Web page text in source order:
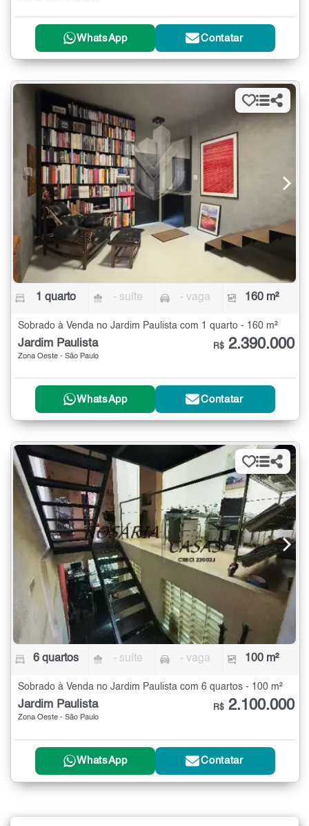
WhatsApp Contatar
1 quarto - suíte - vaga 160 m²
Sobrado à Venda no Jardim Paulista com 1 quarto - 160 m²
Jardim Paulista
Zona Oeste - São Paulo
R$ 2.390.000
WhatsApp Contatar
6 quartos - suíte - vaga 100 m²
Sobrado à Venda no Jardim Paulista com 6 quartos - 100 m²
Jardim Paulista
Zona Oeste - São Paulo
R$ 2.100.000
WhatsApp Contatar